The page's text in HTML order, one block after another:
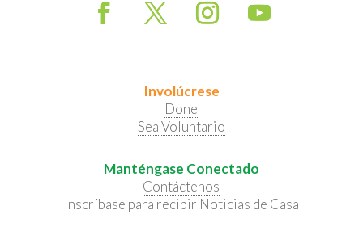
Involúcrese
Done
Sea Voluntario
Manténgase Conectado
Contáctenos
Inscríbase para recibir Noticias de Casa